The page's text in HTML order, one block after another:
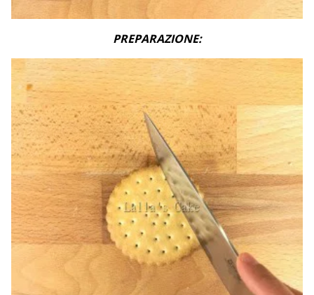
PREPARAZIONE: